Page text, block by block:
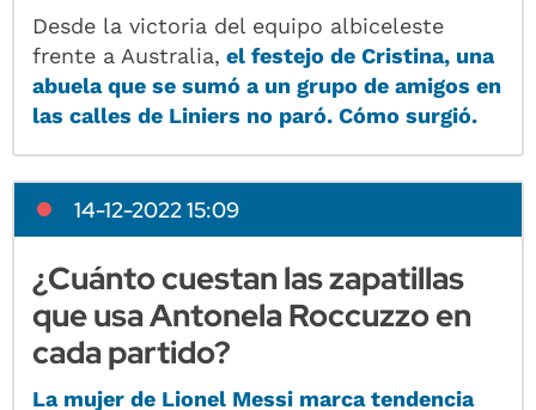
Desde la victoria del equipo albiceleste
frente a Australia, el festejo de Cristina, una
abuela que se sumó a un grupo de amigos en
las calles de Liniers no paró. Cómo surgió.
14-12-2022 15:09
¿Cuánto cuestan las zapatillas
que usa Antonela Roccuzzo en
cada partido?
La mujer de Lionel Messi marca tendencia